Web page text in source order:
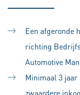
Een afgeronde
richting
Automotive
Minimaal 3
zwaardere